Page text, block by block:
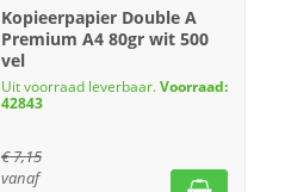
Kopieerpapier Double A
Premium A4 80gr wit 500
vel
Uit voorraad leverbaar.Voorraad:
42843
€7,15
vanaf